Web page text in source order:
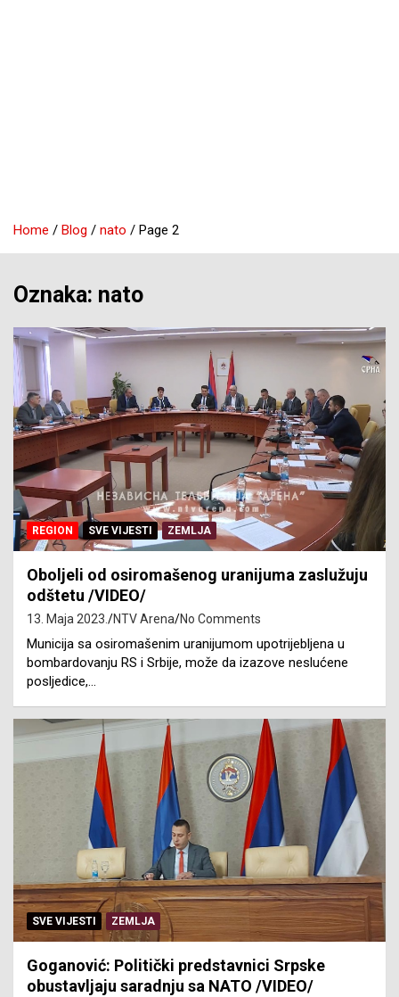
Home Blog nato Page 2
Oznaka: nato
REGION SVE VIJESTI ZEMLJA
Oboljeli od osiromašenog uranijuma zaslužuju
odštetu /VIDEO/
13. Maja 2023. NTV Arena No Comments
Municija sa osiromašenim uranijumom upotrijebljena u
bombardovanju RS i Srbije, može da izazove neslućene
posljedice,…
SVE VIJESTI ZEMLJA
Goganović: Politički predstavnici Srpske
obustavljaju saradnju sa NATO /VIDEO/